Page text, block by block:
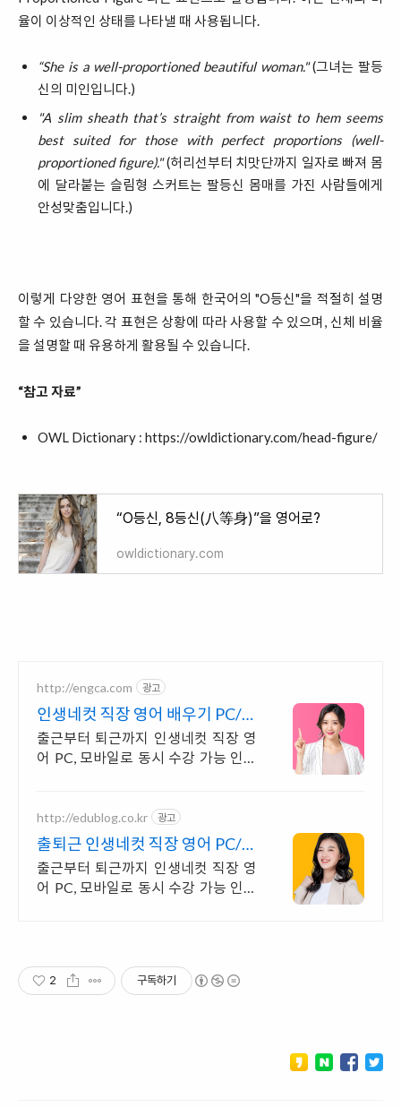
율이 이상적인 상태를 나타낼 때 사용됩니다.
“She is a well-proportioned beautiful woman."(그녀는 팔등
신의 미인입니다.)
"A slim sheath that’s straight from waist to hem seems
best suited for those with perfect proportions (well-
proportioned figure)."(허리선부터 치맛단까지 일자로 빠져 몸
에 달라붙는 슬림형 스커트는 팔등신 몸매를 가진 사람들에게
안성맞춤입니다.)
이렇게 다양한 영어 표현을 통해 한국어의 "O등신"을 적절히 설명
할 수 있습니다. 각 표현은 상황에 따라 사용할 수 있으며, 신체 비율
을 설명할 때 유용하게 활용될 수 있습니다.
“참고 자료”
OWL Dictionary :https://owldictionary.com/head-figure/
“O등신, 8등신(八等身)”을 영어로?
owldictionary.com
http://engca.com 광고
인생네컷 직장 영어 배우기 PC/스
마트폰 동영상강의
출근부터 퇴근까지 인생네컷 직장 영
어 PC, 모바일로 동시 수강 가능 인강
http://edublog.co.kr 광고
출퇴근 인생네컷 직장 영어 PC/스
마트폰 동영상강의
출근부터 퇴근까지 인생네컷 직장 영
어 PC, 모바일로 동시 수강 가능 인강
2 구독하기